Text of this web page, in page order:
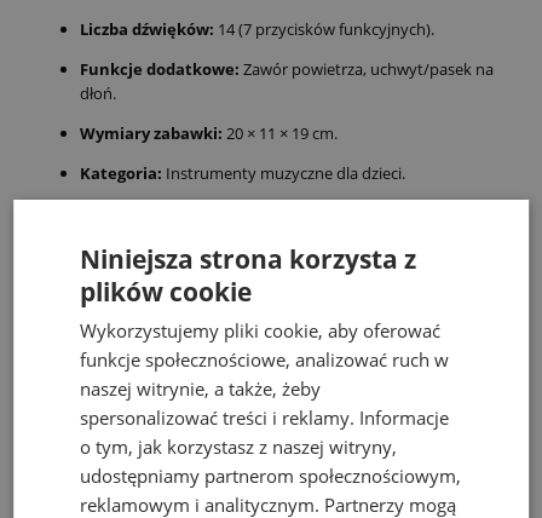
Liczba dźwięków: 14 (7 przycisków funkcyjnych).
Funkcje dodatkowe: Zawór powietrza, uchwyt/pasek na
dłoń.
Wymiary zabawki: 20 × 11 × 19 cm.
Kategoria: Instrumenty muzyczne dla dzieci.
warto zacząć od zabawy samym miechem i zaworem powietrza,
aby dziecko poczuło, jak przepływ powietrza tworzy dźwięk. To
doskonała lekcja fizyki w praktyce, która poprzedza naukę
Bestsellery
Niniejsza strona korzysta z
plików cookie
Wykorzystujemy pliki cookie, aby oferować
funkcje społecznościowe, analizować ruch w
naszej witrynie, a także, żeby
spersonalizować treści i reklamy. Informacje
o tym, jak korzystasz z naszej witryny,
udostępniamy partnerom społecznościowym,
reklamowym i analitycznym. Partnerzy mogą